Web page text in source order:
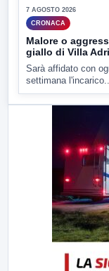
7 AGOSTO 2026
CRONACA
Malore o
giallo di Villa
Sarà affidato con
settimana